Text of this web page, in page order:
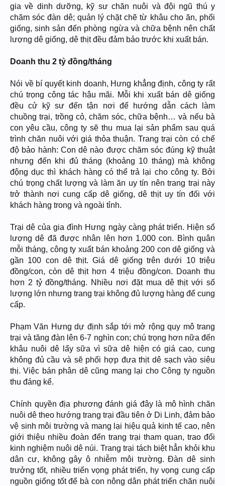
gia về dinh dưỡng, kỹ sư chăn nuôi và đội ngũ thú y
chăm sóc đàn dê; quản lý chặt chẽ từ khâu cho ăn, phối
giống, sinh sản đến phòng ngừa và chữa bệnh nên chất
lượng dê giống, dê thịt đều đảm bảo trước khi xuất bán.
Doanh thu 2 tỷ đồng/tháng
Nói về bí quyết kinh doanh, Hưng khẳng định, công ty rất
chú trọng công tác hậu mãi. Mỗi khi xuất bán dê giống
đều cử kỹ sư đến tận nơi để hướng dẫn cách làm
chuồng trại, trồng cỏ, chăm sóc, chữa bệnh… và nếu bà
con yêu cầu, công ty sẽ thu mua lại sản phẩm sau quá
trình chăn nuôi với giá thỏa thuận. Trang trại còn có chế
độ bảo hành: Con dê nào được chăm sóc đúng kỹ thuật
nhưng đến khi đủ tháng (khoảng 10 tháng) mà không
động dục thì khách hàng có thể trả lại cho công ty. Bởi
chú trọng chất lượng và làm ăn uy tín nên trang trại này
trở thành nơi cung cấp dê giống, dê thịt uy tín đối với
khách hàng trong và ngoài tỉnh.
Trại dê của gia đình Hưng ngày càng phát triển. Hiện số
lượng dê đã được nhân lên hơn 1.000 con. Bình quân
mỗi tháng, công ty xuất bán khoảng 200 con dê giống và
gần 100 con dê thịt. Giá dê giống trên dưới 10 triệu
đồng/con, còn dê thịt hơn 4 triệu đồng/con. Doanh thu
hơn 2 tỷ đồng/tháng. Nhiều nơi đặt mua dê thịt với số
lượng lớn nhưng trang trại không đủ lượng hàng để cung
cấp.
Phạm Văn Hưng dự định sắp tới mở rộng quy mô trang
trại và tăng đàn lên 6-7 nghìn con; chú trọng hơn nữa đến
khâu nuôi dê lấy sữa vì sữa dê hiện có giá cao, cung
không đủ cầu và sẽ phối hợp đưa thịt dê sạch vào siêu
thị. Việc bán phân dê cũng mang lại cho Công ty nguồn
thu đáng kể.
Chính quyền địa phương đánh giá đây là mô hình chăn
nuôi dê theo hướng trang trại đầu tiên ở Di Linh, đảm bảo
vệ sinh môi trường và mang lại hiệu quả kinh tế cao, nên
giới thiệu nhiều đoàn đến trang trại tham quan, trao đổi
kinh nghiệm nuôi dê núi. Trang trại tách biệt hẳn khỏi khu
dân cư, không gây ô nhiễm môi trường. Đàn dê sinh
trưởng tốt, nhiều triển vọng phát triển, hy vọng cung cấp
nguồn giống tốt để bà con nông dân phát triển chăn nuôi